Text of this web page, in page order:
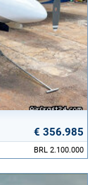
€ 356.985
BRL 2.100.000